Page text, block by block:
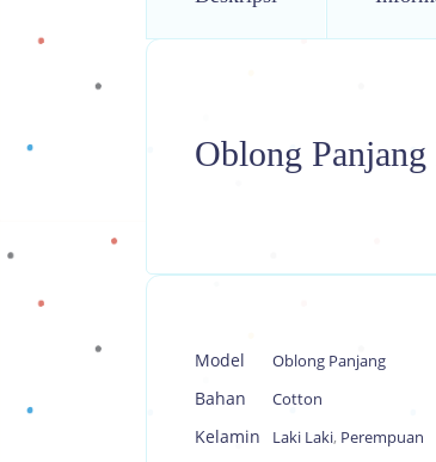
Oblong
Model Oblong Panjang
Bahan Cotton
Kelamin Laki Laki, Perempuan